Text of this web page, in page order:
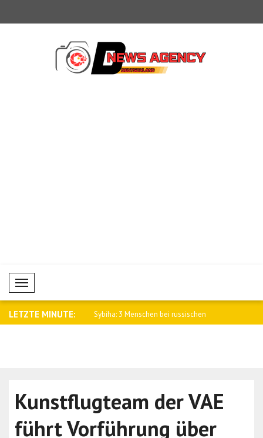
Mobil Menü
LETZTE MINUTE:
für Sybiha: 3 Menschen bei russischen
Kunstflugteam der VAE
führt Vorführung über